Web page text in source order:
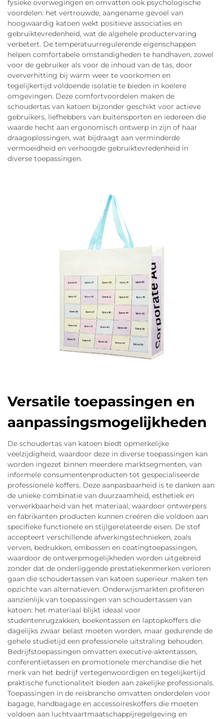
fysieke overwegingen en omvatten ook psychologische
voordelen: het vertrouwde, aangename gevoel van
hoogwaardig katoen wekt positieve associaties en
gebruiktevredenheid, wat de algehele productervaring
verbetert. De temperatuurregulerende eigenschappen
helpen comfortabele omstandigheden te handhaven, zowel
voor de gebruiker als voor de inhoud van de tas, door
oververhitting bij warm weer te voorkomen en
tegelijkertijd voldoende isolatie te bieden in koelere
omgevingen. Deze comfortvoordelen maken de
schoudertas van katoen bijzonder geschikt voor actieve
gebruikers, liefhebbers van buitensporten en iedereen die
waarde hecht aan ergonomisch ontwerp in zijn of haar
draagoplossingen, wat bijdraagt aan verminderde
vermoeidheid en verhoogde gebruiktevredenheid in
diverse toepassingen.
Versatile toepassingen en
aanpassingsmogelijkheden
De schoudertas van katoen biedt opmerkelijke
veelzijdigheid, waardoor deze in diverse toepassingen kan
worden ingezet binnen meerdere marktsegmenten, van
informele consumentenproducten tot gespecialiseerde
professionele koffers. Deze aanpasbaarheid is te danken aan
de unieke combinatie van duurzaamheid, esthetiek en
verwerkbaarheid van het materiaal, waardoor ontwerpers
en fabrikanten producten kunnen creëren die voldoen aan
specifieke functionele en stijlgerelateerde eisen. De stof
accepteert verschillende afwerkingstechnieken, zoals
verven, bedrukken, embossen en coatingtoepassingen,
waardoor de ontwerpmogelijkheden worden uitgebreid
zonder dat de onderliggende prestatiekenmerken verloren
gaan die schoudertassen van katoen superieur maken ten
opzichte van alternatieven. Onderwijsmarkten profiteren
aanzienlijk van toepassingen van schoudertassen van
katoen: het materiaal blijkt ideaal voor
studentenrugzakken, boekentassen en laptopkoffers die
dagelijks zwaar belast moeten worden, maar gedurende de
gehele studietijd een professionele uitstraling behouden.
Bedrijfstoepassingen omvatten executive-aktentassen,
conferentietassen en promotionele merchandise die het
merk van het bedrijf vertegenwoordigen en tegelijkertijd
praktische functionaliteit bieden aan zakelijke professionals.
Toepassingen in de reisbranche omvatten onderdelen voor
bagage, handbagage en accessoireskoffers die moeten
voldoen aan luchtvaartmaatschappijregelgeving en